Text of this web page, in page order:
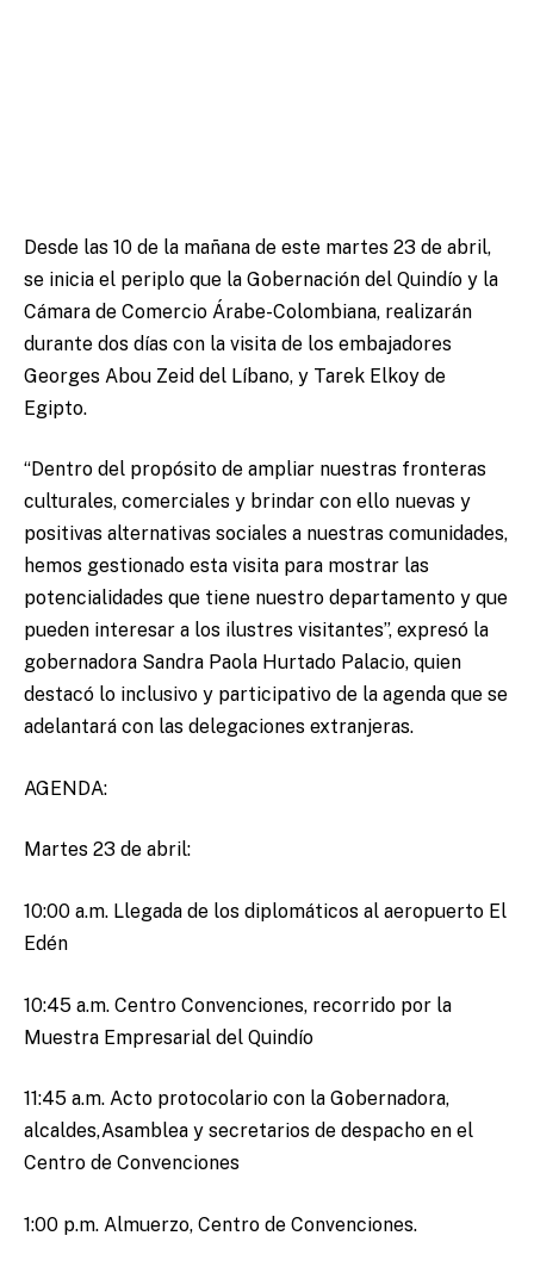
Desde las 10 de la mañana de este martes 23 de abril,
se inicia el periplo que la Gobernación del Quindío y la
Cámara de Comercio Árabe-Colombiana, realizarán
durante dos días con la visita de los embajadores
Georges Abou Zeid del Líbano, y Tarek Elkoy de
Egipto.
“Dentro del propósito de ampliar nuestras fronteras
culturales, comerciales y brindar con ello nuevas y
positivas alternativas sociales a nuestras comunidades,
hemos gestionado esta visita para mostrar las
potencialidades que tiene nuestro departamento y que
pueden interesar a los ilustres visitantes”, expresó la
gobernadora Sandra Paola Hurtado Palacio, quien
destacó lo inclusivo y participativo de la agenda que se
adelantará con las delegaciones extranjeras.
AGENDA:
Martes 23 de abril:
10:00 a.m. Llegada de los diplomáticos al aeropuerto El
Edén
10:45 a.m. Centro Convenciones, recorrido por la
Muestra Empresarial del Quindío
11:45 a.m. Acto protocolario con la Gobernadora,
alcaldes,Asamblea y secretarios de despacho en el
Centro de Convenciones
1:00 p.m. Almuerzo, Centro de Convenciones.